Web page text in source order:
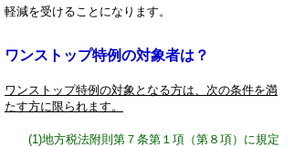
軽減を受けることになります。
ワンストップ特例の対象者は？
ワンストップ特例の対象となる方は、次の条件を満
たす方に限られます。
(1)地方税法附則第７条第１項（第８項）に規定